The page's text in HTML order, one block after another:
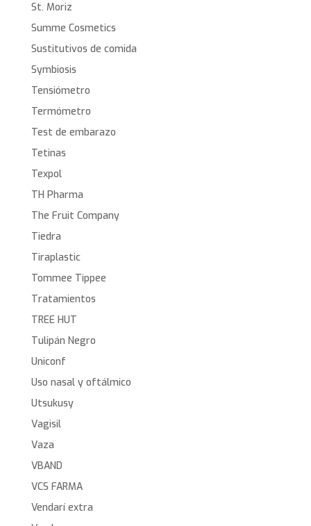
St. Moriz
Summe Cosmetics
Sustitutivos de comida
Symbiosis
Tensiómetro
Termómetro
Test de embarazo
Tetinas
Texpol
TH Pharma
The Fruit Company
Tiedra
Tiraplastic
Tommee Tippee
Tratamientos
TREE HUT
Tulipán Negro
Uniconf
Uso nasal y oftálmico
Utsukusy
Vagisil
Vaza
VBAND
VCS FARMA
Vendarí extra